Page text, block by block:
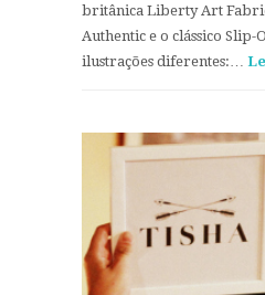
britânica Liberty Art
Authentic e o clássico Slip-
ilustrações diferentes:…